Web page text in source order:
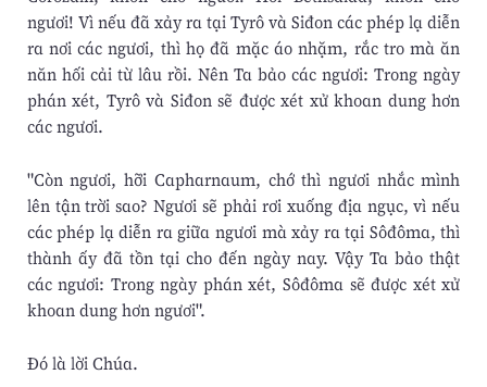
ngươi! Vì nếu đã xảy ra tại Tyrô và Siđon các phép lạ diễn
ra nơi các ngươi, thì họ đã mặc áo nhặm, rắc tro mà ăn
năn hối cải từ lâu rồi. Nên Ta bảo các ngươi: Trong ngày
phán xét, Tyrô và Siđon sẽ được xét xử khoan dung hơn
các ngươi.
"Còn ngươi, hỡi Capharnaum, chớ thì ngươi nhắc mình
lên tận trời sao? Ngươi sẽ phải rơi xuống địa ngục, vì nếu
các phép lạ diễn ra giữa ngươi mà xảy ra tại Sôđôma, thì
thành ấy đã tồn tại cho đến ngày nay. Vậy Ta bảo thật
các ngươi: Trong ngày phán xét, Sôđôma sẽ được xét xử
khoan dung hơn ngươi".
Ðó là lời Chúa.